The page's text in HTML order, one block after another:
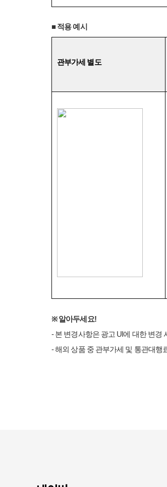
■적용 예시
관부가세 별도
※알아두세요!
-본 변경사항은 광고 UI 에 대한 변경
-해외 상품 중 관부가세 및 통관대행